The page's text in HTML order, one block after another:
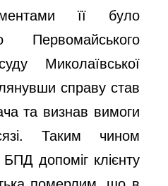
її було
Миколаївської
справу став
та визнав вимоги
Таким чином
допоміг клієнту